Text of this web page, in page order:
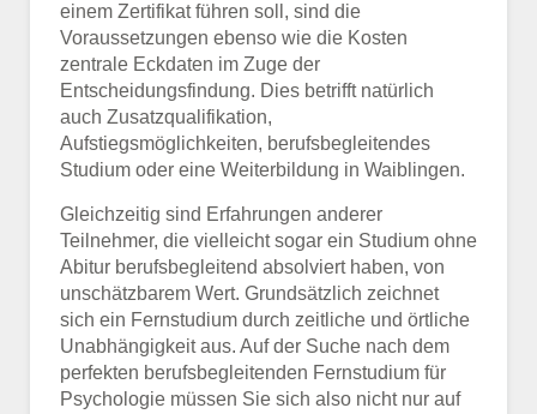
einem Zertifikat führen soll, sind die
Voraussetzungen ebenso wie die Kosten
zentrale Eckdaten im Zuge der
Entscheidungsfindung. Dies betrifft natürlich
auch Zusatzqualifikation,
Aufstiegsmöglichkeiten, berufsbegleitendes
Studium oder eine Weiterbildung in Waiblingen.
Gleichzeitig sind Erfahrungen anderer
Teilnehmer, die vielleicht sogar ein Studium ohne
Abitur berufsbegleitend absolviert haben, von
unschätzbarem Wert. Grundsätzlich zeichnet
sich ein Fernstudium durch zeitliche und örtliche
Unabhängigkeit aus. Auf der Suche nach dem
perfekten berufsbegleitenden Fernstudium für
Psychologie müssen Sie sich also nicht nur auf